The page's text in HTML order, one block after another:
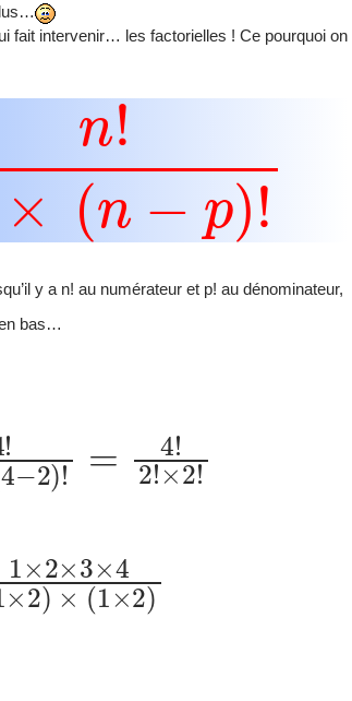
fait intervenir… les factorielles ! Ce pourquoi on
−p)
y a n! au numérateur et p! au dénominateur,
bas…
( 2
2
× 3×4(1×